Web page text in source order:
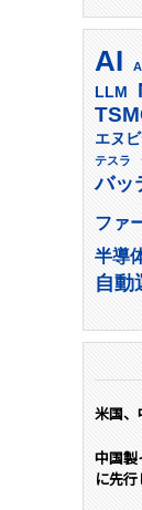
AI
LLM
エヌ
テスラ
バッ
ファ
半導
自動
米国、
中国
に先